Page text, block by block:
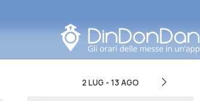
2 LUG - 13 AGO